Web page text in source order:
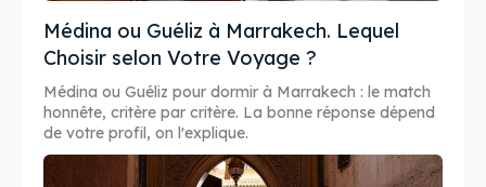
Médina ou Guéliz à Marrakech. Lequel
Choisir selon Votre Voyage ?
Médina ou Guéliz pour dormir à Marrakech : le match
honnête, critère par critère. La bonne réponse dépend
de votre profil, on l'explique.